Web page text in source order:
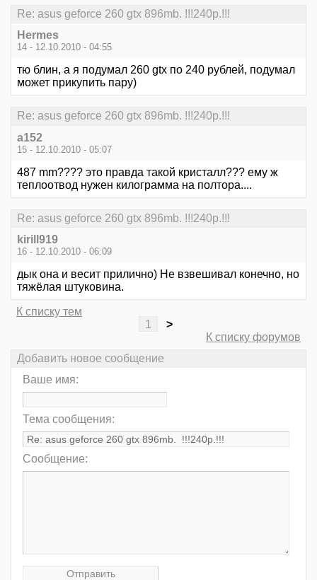
Re: asus geforce 260 gtx 896mb. !!!240p.!!!
Hermes
14 - 12.10.2010 - 04:55
тю блин, а я подумал 260 gtx по 240 рублей, подумал
может прикупить пару)
Re: asus geforce 260 gtx 896mb. !!!240p.!!!
a152
15 - 12.10.2010 - 05:07
487 mm???? это правда такой кристалл??? ему ж
теплоотвод нужен килограмма на полтора....
Re: asus geforce 260 gtx 896mb. !!!240p.!!!
kirill919
16 - 12.10.2010 - 06:09
дык она и весит прилично) Не взвешивал конечно, но
тяжёлая штуковина.
К списку тем
1
>
К списку форумов
Добавить новое сообщение
Ваше имя:
Тема сообщения:
Сообщение: